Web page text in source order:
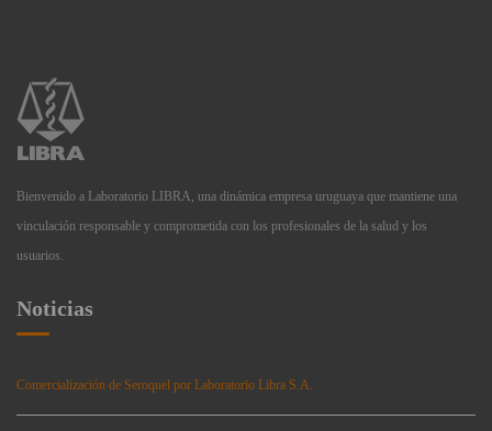
Bienvenido a Laboratorio LIBRA, una dinámica empresa uruguaya que mantiene una
vinculación responsable y comprometida con los profesionales de la salud y los
usuarios.
Noticias
Comercialización de Seroquel por Laboratorio Libra S.A.